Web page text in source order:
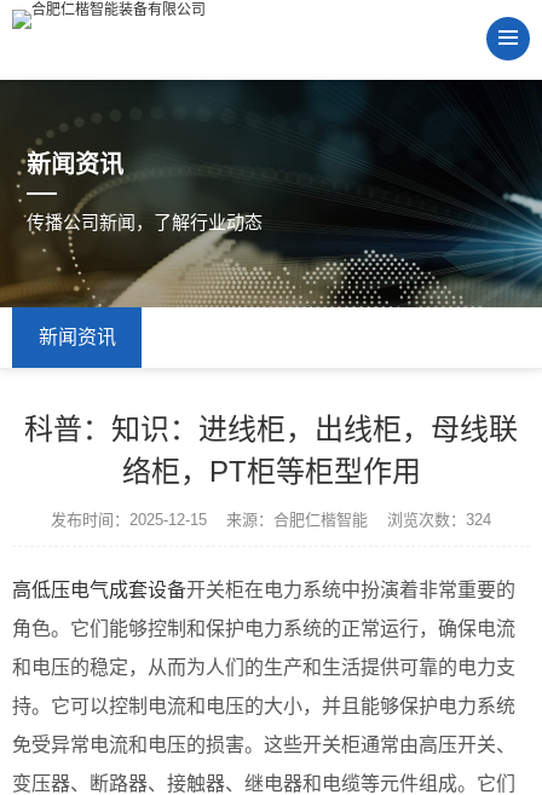
新闻资讯
传播公司新闻，了解行业动态
新闻资讯
科普：知识：进线柜，出线柜，母线联
络柜，PT柜等柜型作用
发布时间：2025-12-15 来源：合肥仁楷智能 浏览次数：324
高低压电气成套设备开关柜在电力系统中扮演着非常重要的
角色。它们能够控制和保护电力系统的正常运行，确保电流
和电压的稳定，从而为人们的生产和生活提供可靠的电力支
持。它可以控制电流和电压的大小，并且能够保护电力系统
免受异常电流和电压的损害。这些开关柜通常由高压开关、
变压器、断路器、接触器、继电器和电缆等元件组成。它们